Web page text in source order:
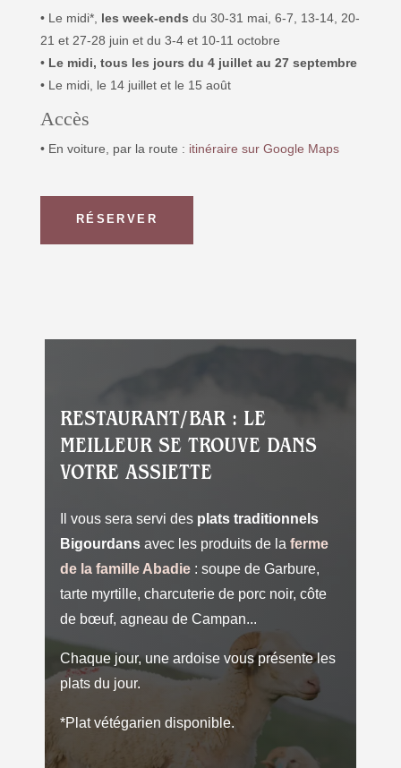
• Le midi*, les week-ends du 30-31 mai, 6-7, 13-14, 20-
21 et 27-28 juin et du 3-4 et 10-11 octobre
• Le midi, tous les jours du 4 juillet au 27 septembre
• Le midi, le 14 juillet et le 15 août
Accès
• En voiture, par la route : itinéraire sur Google Maps
RÉSERVER
RESTAURANT/BAR : LE
MEILLEUR SE TROUVE DANS
VOTRE ASSIETTE
Il vous sera servi des plats traditionnels
Bigourdans avec les produits de laferme
de la famille Abadie : soupe de Garbure,
tarte myrtille, charcuterie de porc noir, côte
de bœuf, agneau de Campan...
Chaque jour, une ardoise vous présente les
plats du jour.
*Plat vétégarien disponible.